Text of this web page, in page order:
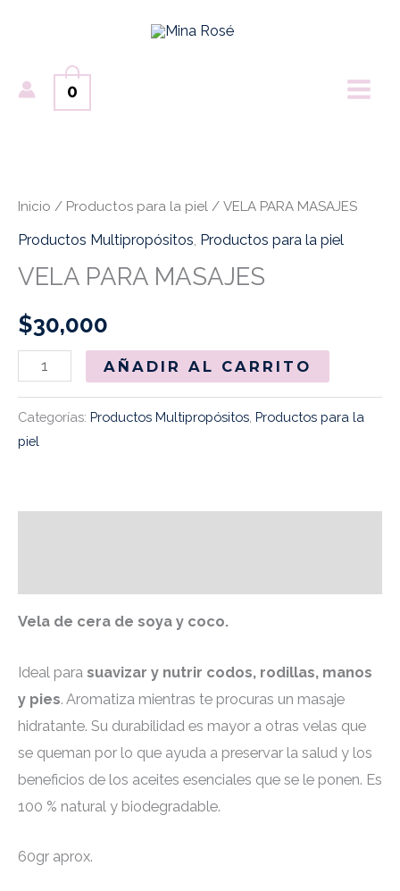
0
Inicio / Productos para la piel / VELA PARA MASAJES
Productos Multipropósitos Productos para la piel
VELA PARA MASAJES
$30,000
MASAJES
cantidad
AÑADIR AL CARRITO
Categorías: Productos Multipropósitos Productos para la
piel
Vela de cera de soya y coco.
Ideal para suavizar y nutrir codos, rodillas, manos
y pies. Aromatiza mientras te procuras un masaje
hidratante. Su durabilidad es mayor a otras velas que
se queman por lo que ayuda a preservar la salud y los
beneficios de los aceites esenciales que se le ponen. Es
100 % natural y biodegradable.
60gr aprox.